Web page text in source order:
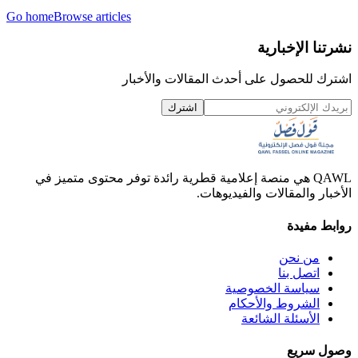
Go homeBrowse articles
نشرتنا الإخبارية
اشترك للحصول على أحدث المقالات والأخبار
اشترك
QAWL هي منصة إعلامية قطرية رائدة توفر محتوى متميز في
الأخبار والمقالات والفيديوهات.
روابط مفيدة
من نحن
اتصل بنا
سياسة الخصوصية
الشروط والأحكام
الأسئلة الشائعة
وصول سريع